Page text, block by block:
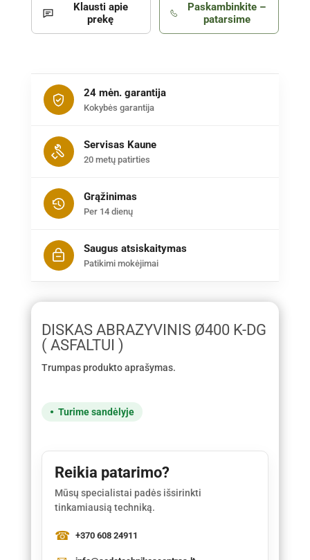
Klausti apie
prekę
Paskambinkite –
patarsime
24 mėn. garantija
Kokybės garantija
Servisas Kaune
20 metų patirties
Grąžinimas
Per 14 dienų
Saugus atsiskaitymas
Patikimi mokėjimai
DISKAS ABRAZYVINIS Ø400 K-DG
( ASFALTUI )
Trumpas produkto aprašymas.
Turime sandėlyje
Reikia patarimo?
Mūsų specialistai padės išsirinkti
tinkamiausią techniką.
+370 608 24911